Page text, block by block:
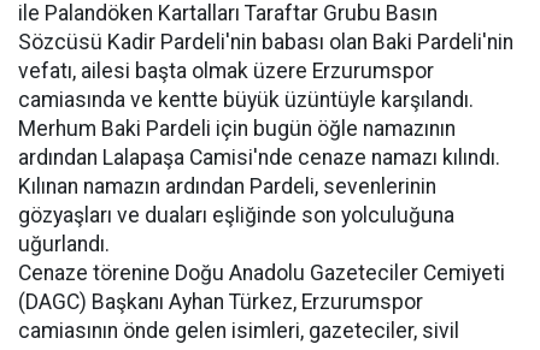
ile Palandöken Kartalları Taraftar Grubu Basın
Sözcüsü Kadir Pardeli'nin babası olan Baki Pardeli'nin
vefatı, ailesi başta olmak üzere Erzurumspor
camiasında ve kentte büyük üzüntüyle karşılandı.
Merhum Baki Pardeli için bugün öğle namazının
ardından Lalapaşa Camisi'nde cenaze namazı kılındı.
Kılınan namazın ardından Pardeli, sevenlerinin
gözyaşları ve duaları eşliğinde son yolculuğuna
uğurlandı.
Cenaze törenine Doğu Anadolu Gazeteciler Cemiyeti
(DAGC) Başkanı Ayhan Türkez, Erzurumspor
camiasının önde gelen isimleri, gazeteciler, sivil